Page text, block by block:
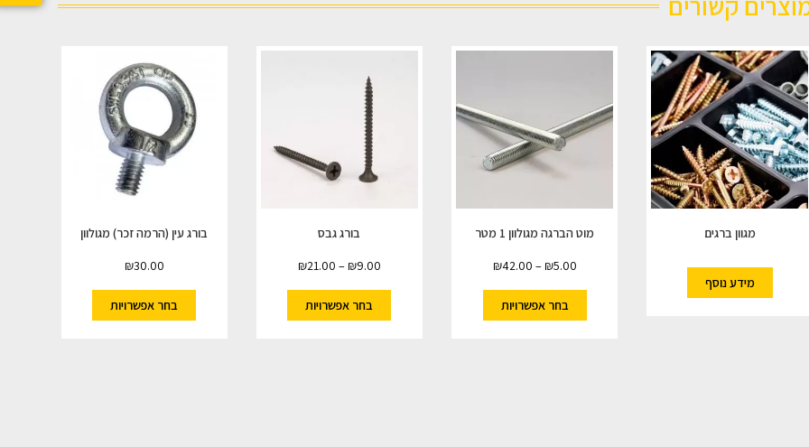
מגוון ברגים
מידע נוסף
מוט הברגה מגולוון 1 מטר
₪5.00
–
₪42.00
בחר אפשרויות
בורג גבס
₪9.00
–
₪21.00
בחר אפשרויות
בורג עין (הרמה זכר) מגולוון
₪30.00
בחר אפשרויות